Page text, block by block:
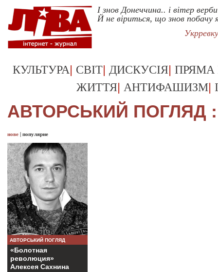
І знов Донеччина.. і вітер
Й не віриться, що знов побачу
КУЛЬТУРА| СВІТ| ДИСКУСІЯ| ПРЯМА
ЖИТТЯ| АНТИФАШИЗМ|
АВТОРСЬКИЙ ПОГЛЯД
нове | популярне
АВТОРСЬКИЙ ПОГЛЯД
«Болотная
революция»
Алексея Сахнина